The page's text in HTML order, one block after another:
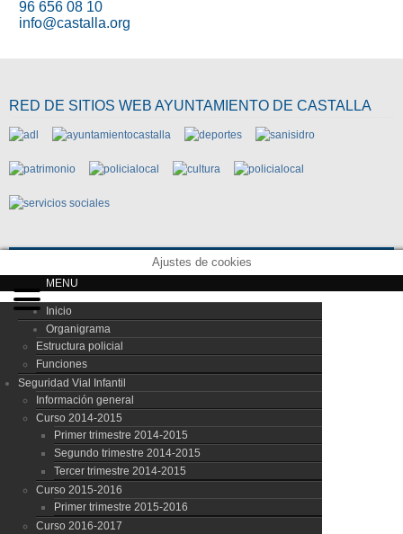
96 656 08 10
info@castalla.org
RED DE SITIOS WEB AYUNTAMIENTO DE CASTALLA
Ajustes de cookies
MENU
Inicio
Organigrama
Estructura policial
Funciones
Seguridad Vial Infantil
Información general
Curso 2014-2015
Primer trimestre 2014-2015
Segundo trimestre 2014-2015
Tercer trimestre 2014-2015
Curso 2015-2016
Primer trimestre 2015-2016
Curso 2016-2017